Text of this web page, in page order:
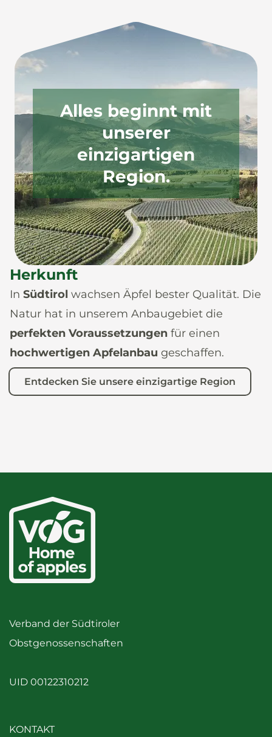
Alles beginnt mit
unserer
einzigartigen
Region.
Herkunft
In Südtirol wachsen Äpfel bester Qualität. Die
Natur hat in unserem Anbaugebiet die
perfekten Voraussetzungen für einen
hochwertigen Apfelanbau geschaffen.
Entdecken Sie unsere einzigartige Region
Verband der Südtiroler
Obstgenossenschaften
UID 00122310212
KONTAKT